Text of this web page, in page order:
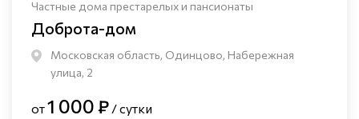
Частные дома престарелых и пансионаты
Доброта-дом
Московская область, Одинцово, Набережная
улица, 2
от1 000 ₽ / сутки